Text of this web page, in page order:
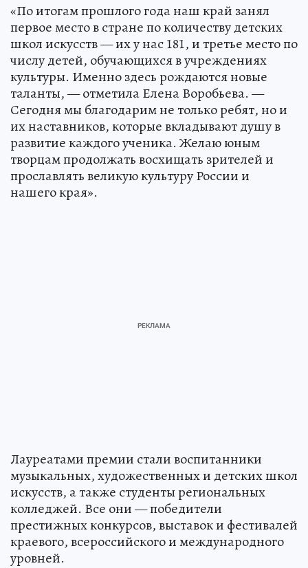
«По итогам прошлого года наш край занял
первое место в стране по количеству детских
школ искусств — их у нас 181, и третье место по
числу детей, обучающихся в учреждениях
культуры. Именно здесь рождаются новые
таланты, — отметила Елена Воробьева. —
Сегодня мы благодарим не только ребят, но и
их наставников, которые вкладывают душу в
развитие каждого ученика. Желаю юным
творцам продолжать восхищать зрителей и
прославлять великую культуру России и
нашего края».
Лауреатами премии стали воспитанники
музыкальных, художественных и детских школ
искусств, а также студенты региональных
колледжей. Все они — победители
престижных конкурсов, выставок и фестивалей
краевого, всероссийского и международного
уровней.